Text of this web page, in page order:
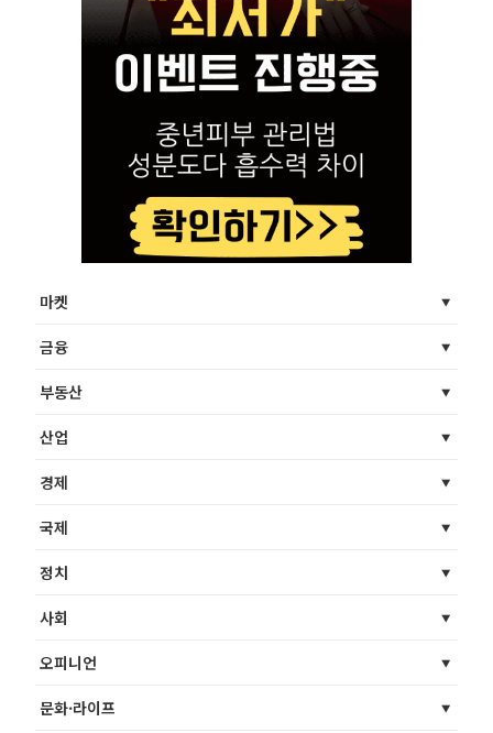
마켓
금융
부동산
산업
경제
국제
정치
사회
오피니언
문화·라이프